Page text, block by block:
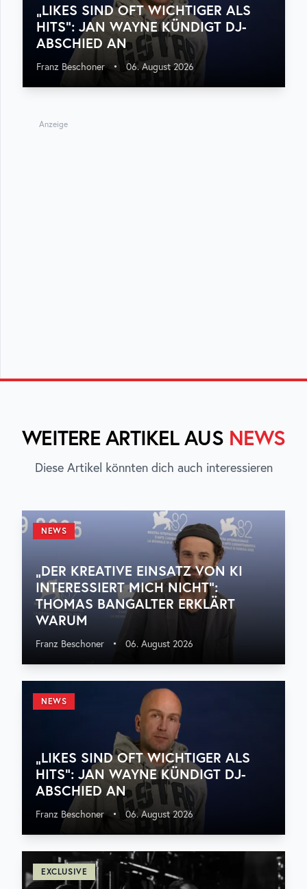
„LIKES SIND OFT WICHTIGER ALS
HITS“: JAN WAYNE KÜNDIGT DJ-
ABSCHIED AN
Franz Beschoner • 06. August 2026
Anzeige
WEITERE ARTIKEL AUS NEWS
Diese Artikel könnten dich auch interessieren
NEWS
„DER KREATIVE EINSATZ VON KI
INTERESSIERT MICH NICHT“:
THOMAS BANGALTER ERKLÄRT
WARUM
Franz Beschoner • 06. August 2026
NEWS
„LIKES SIND OFT WICHTIGER ALS
HITS“: JAN WAYNE KÜNDIGT DJ-
ABSCHIED AN
Franz Beschoner • 06. August 2026
EXCLUSIVE